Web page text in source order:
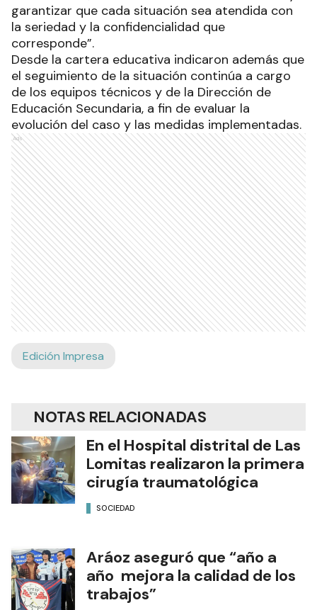
garantizar que cada situación sea atendida con
la seriedad y la confidencialidad que
corresponde”.
Desde la cartera educativa indicaron además que
el seguimiento de la situación continúa a cargo
de los equipos técnicos y de la Dirección de
Educación Secundaria, a fin de evaluar la
evolución del caso y las medidas implementadas.
Ads
Edición Impresa
NOTAS RELACIONADAS
En el Hospital distrital de Las
Lomitas realizaron la primera
cirugía traumatológica
SOCIEDAD
Aráoz aseguró que “año a
año mejora la calidad de los
trabajos”